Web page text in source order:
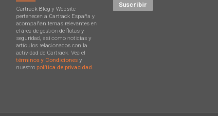
Suscribir
Cartrack Blog y Website
pertenecen a Cartrack España y
acompañan temas relevantes en
el área de gestión de flotas y
seguridad, así como noticias y
artículos relacionados con la
actividad de Cartrack. Vea el
términos y Condiciones y
nuestro política de privacidad.